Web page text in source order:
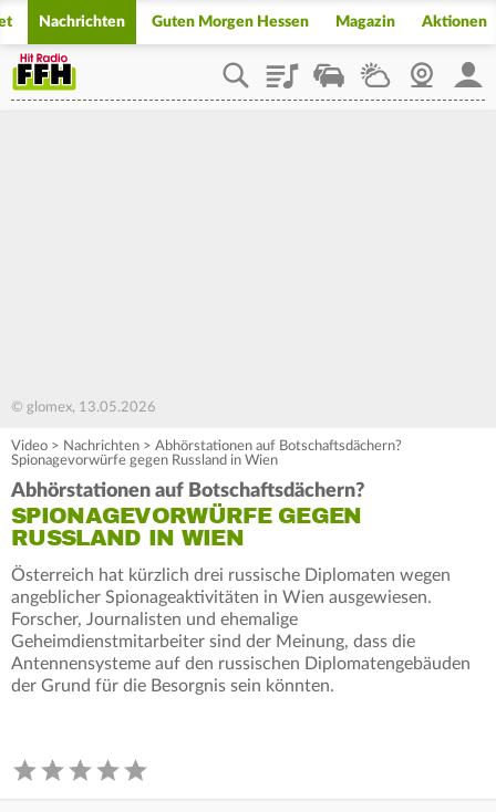
Nachrichten Guten Morgen Hessen Magazin Aktionen
PlaylistStaupilotWetterWebcam
© glomex, 13.05.2026
Video > Nachrichten > Abhörstationen auf Botschaftsdächern?
Spionagevorwürfe gegen Russland in Wien
Abhörstationen auf Botschaftsdächern?
SPIONAGEVORWÜRFE GEGEN
RUSSLAND IN WIEN
Österreich hat kürzlich drei russische Diplomaten wegen
angeblicher Spionageaktivitäten in Wien ausgewiesen.
Forscher, Journalisten und ehemalige
Geheimdienstmitarbeiter sind der Meinung, dass die
Antennensysteme auf den russischen Diplomatengebäuden
der Grund für die Besorgnis sein könnten.